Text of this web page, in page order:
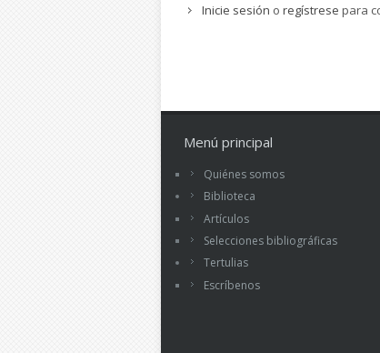
Inicie sesión o regístrese para
Menú principal
Quiénes somos
Biblioteca
Artículos
Selecciones bibliográficas
Tertulias
Escríbenos